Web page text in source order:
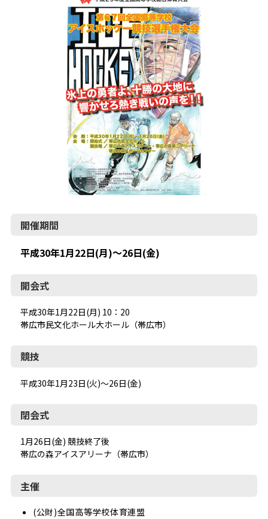
開催期間
平成30年1月22日(月)～26日(金)
開会式
平成30年1月22日(月) 10：20
帯広市民文化ホール大ホール（帯広市）
競技
平成30年1月23日(火)～26日(金)
閉会式
1月26日(金) 競技終了後
帯広の森アイスアリーナ（帯広市）
主催
(公財)全国高等学校体育連盟